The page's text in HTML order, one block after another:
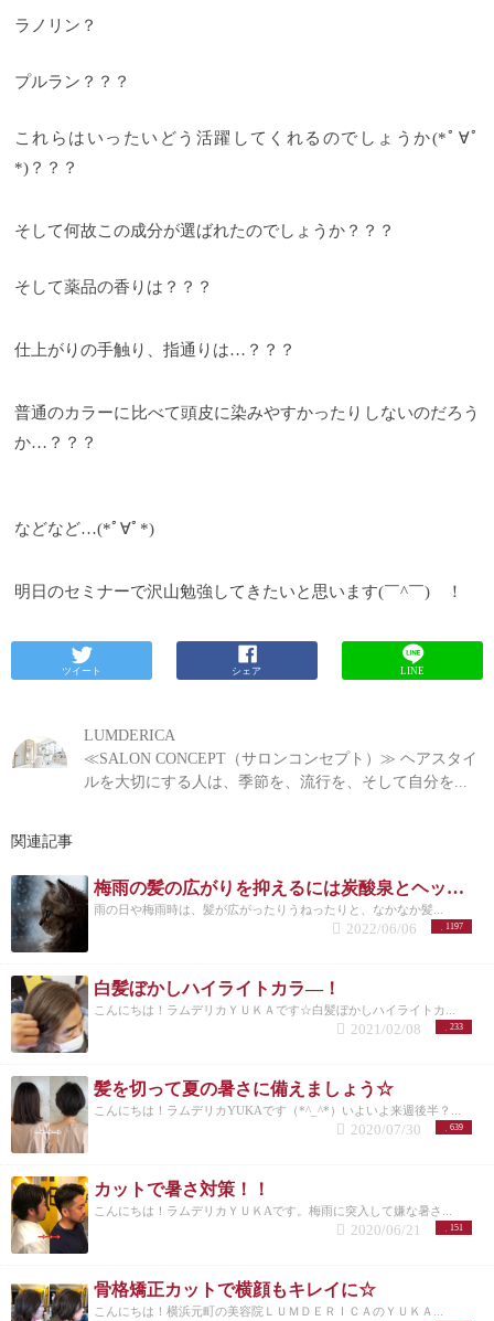
ラノリン？
プルラン？？？
これらはいったいどう活躍してくれるのでしょうか(*ﾟ∀ﾟ
*)？？？
そして何故この成分が選ばれたのでしょうか？？？
そして薬品の香りは？？？
仕上がりの手触り、指通りは…？？？
普通のカラーに比べて頭皮に染みやすかったりしないのだろう
か…？？？
などなど…(*ﾟ∀ﾟ*)
明日のセミナーで沢山勉強してきたいと思います(￣^￣)ゞ！
ツイート シェア LINE
LUMDERICA
≪SALON CONCEPT（サロンコンセプト）≫ ヘアスタイ
ルを大切にする人は、季節を、流行を、そして自分を...
関連記事
梅雨の髪の広がりを抑えるには炭酸泉とヘッドスパ！？！？
雨の日や梅雨時は、髪が広がったりうねったりと、なかなか髪...
1197
2022/06/06
白髪ぼかしハイライトカラ―！
こんにちは！ラムデリカＹＵＫＡです☆白髪ぼかしハイライトカ...
233
2021/02/08
髪を切って夏の暑さに備えましょう☆
こんにちは！ラムデリカYUKAです（*^_^*）いよいよ来週後半？...
639
2020/07/30
カットで暑さ対策！！
こんにちは！ラムデリカＹＵＫAです。梅雨に突入して嫌な暑さ...
151
2020/06/21
骨格矯正カットで横顔もキレイに☆
こんにちは！横浜元町の美容院ＬＵＭＤＥＲＩＣＡのＹＵＫＡ...